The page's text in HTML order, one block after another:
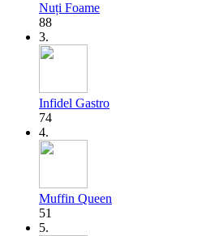
Nuți Foame
88
3.
Infidel Gastro
74
4.
Muffin Queen
51
5.